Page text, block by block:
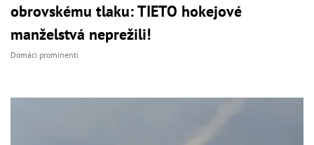
obrovskému tlaku: TIETO hokejové
manželstvá neprežili!
Domáci prominenti